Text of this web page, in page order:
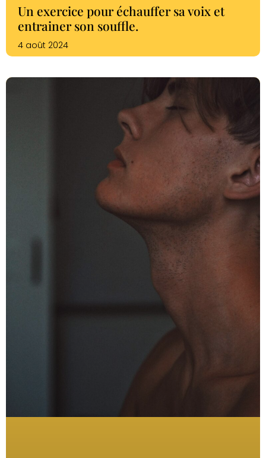
Un exercice pour échauffer sa voix et
entrainer son souffle.
4 août 2024